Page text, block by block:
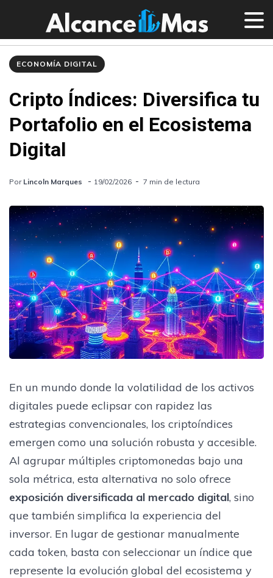
ECONOMÍA DIGITAL
Cripto Índices: Diversifica tu
Portafolio en el Ecosistema
Digital
Por Lincoln Marques 19/02/2026 7 min de lectura
En un mundo donde la volatilidad de los activos
digitales puede eclipsar con rapidez las
estrategias convencionales, los criptoíndices
emergen como una solución robusta y accesible.
Al agrupar múltiples criptomonedas bajo una
sola métrica, esta alternativa no solo ofrece
exposición diversificada al mercado digital, sino
que también simplifica la experiencia del
inversor. En lugar de gestionar manualmente
cada token, basta con seleccionar un índice que
represente la evolución global del ecosistema y